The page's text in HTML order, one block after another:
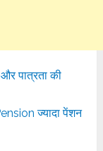
पात्रता की
ज्यादा पेंशन